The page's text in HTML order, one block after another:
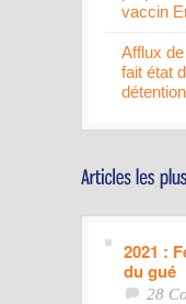
vaccin
Afflux
fait état
2021 :
du gué
28